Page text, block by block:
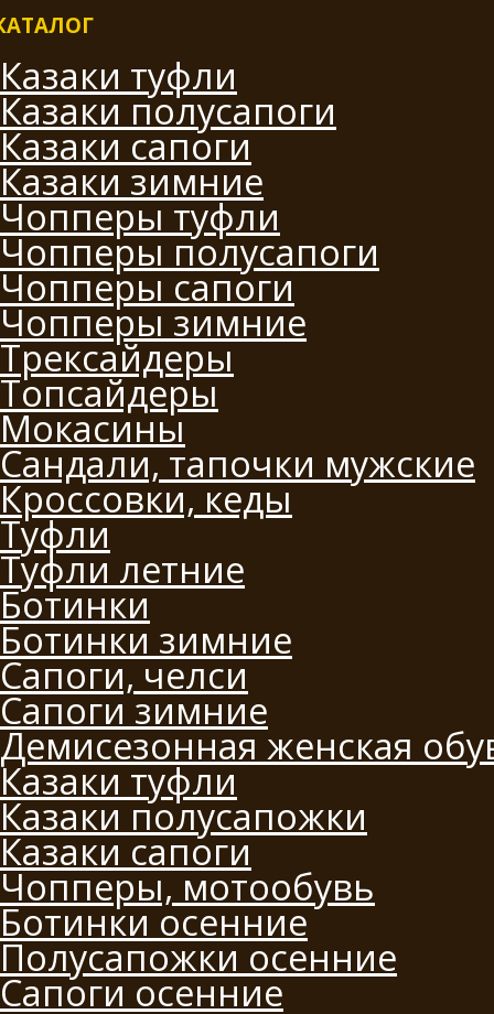
Казаки туфли
Казаки полусапоги
Казаки сапоги
Казаки зимние
Чопперы туфли
Чопперы полусапоги
Чопперы сапоги
Чопперы зимние
Трексайдеры
Топсайдеры
Мокасины
Сандали, тапочки мужские
Кроссовки, кеды
Туфли
Туфли летние
Ботинки
Ботинки зимние
Сапоги, челси
Сапоги зимние
Демисезонная женская
Казаки туфли
Казаки полусапожки
Казаки сапоги
Чопперы, мотообувь
Ботинки осенние
Полусапожки осенние
Сапоги осенние